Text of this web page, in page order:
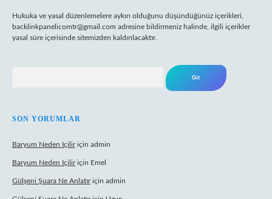
Hukuka ve yasal düzenlemelere aykırı olduğunu düşündüğünüz içerikleri,
backlinkpanelicomtr@gmail.com adresine bildirmeniz halinde, ilgili içerikler
yasal süre içerisinde sitemizden kaldırılacaktır.
SON YORUMLAR
Baryum Neden Içiliriçin admin
Baryum Neden Içiliriçin Emel
Gülşeni Şuara Ne Anlatıriçin admin